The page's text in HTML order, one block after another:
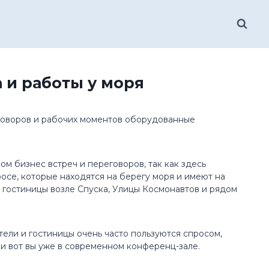
работы у моря
и рабочих моментов оборудованные
бизнес встреч и переговоров, так как здесь
которые находятся на берегу моря и имеют на
возле Спуска, Улицы Космонавтов и рядом
и гостиницы очень часто пользуются спросом,
вот вы уже в современном конференц-зале.